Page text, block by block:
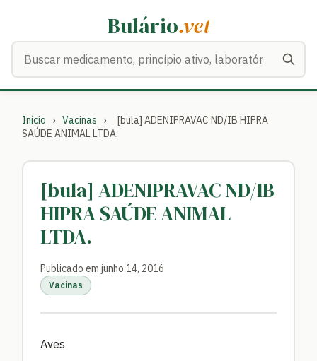
Bulário.vet
Início › Vacinas ›
[bula] ADENIPRAVAC ND/IB HIPRA
SAÚDE ANIMAL LTDA.
[bula] ADENIPRAVAC ND/IB
HIPRA SAÚDE ANIMAL
LTDA.
Publicado em junho 14, 2016
Vacinas
Aves